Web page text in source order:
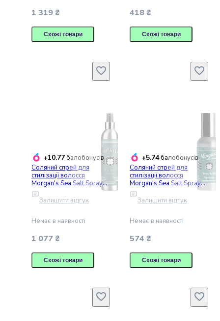
лубриканти
Домашня
аптека
Товари
для
кішок
Годування
котів
корм
Вологий
Лікувальний
корм
1 319 ₴
Схожі товари
418 ₴
Схожі товари
+10.77балобонусів
Соляний спрей для
стилізації волосся
Morgan's Sea Salt Spray
300 мл
Залишити відгук
Немає в наявності
1 077 ₴
Схожі товари
+5.74балобонусів
Соляний спрей для
стилізації волосся
Morgan's Sea Salt Spray
100 мл
Залишити відгук
Немає в наявності
574 ₴
Схожі товари